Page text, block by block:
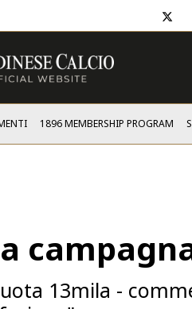
1896 MEMBERSHIP PROGRAM
13mila -